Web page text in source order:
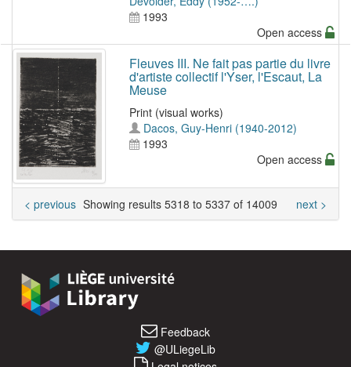
1993
Open access
Fleuves III. Ne fait pas partie du livre
d'artiste collectif l'Yser, l'Escaut, La
Meuse
Print (visual works)
Dacos, Guy-Henri (1940-2012)
1993
Open access
Showing results 5318 to 5337 of 14009
< previous next >
Feedback
@ULiegeLib